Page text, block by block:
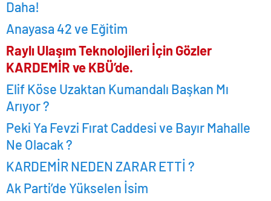
Daha!
Anayasa 42 ve Eğitim
Raylı Ulaşım Teknolojileri İçin Gözler
KARDEMİR ve KBÜ’de.
Elif Köse Uzaktan Kumandalı Başkan Mı
Arıyor ?
Peki Ya Fevzi Fırat Caddesi ve Bayır Mahalle
Ne Olacak ?
KARDEMİR NEDEN ZARAR ETTİ ?
Ak Parti’de Yükselen İsim